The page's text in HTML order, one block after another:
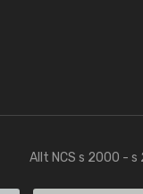
Allt NCS s 2000 - s